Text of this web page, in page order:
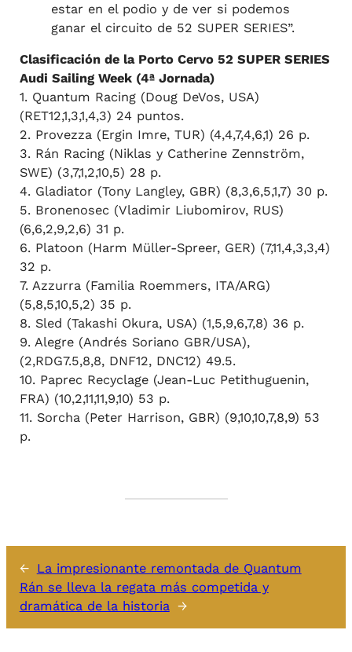
estar en el podio y de ver si podemos
ganar el circuito de 52 SUPER SERIES”.
Clasificación de la Porto Cervo 52 SUPER SERIES
Audi Sailing Week (4ª Jornada)
1. Quantum Racing (Doug DeVos, USA)
(RET12,1,3,1,4,3) 24 puntos.
2. Provezza (Ergin Imre, TUR) (4,4,7,4,6,1) 26 p.
3. Rán Racing (Niklas y Catherine Zennström,
SWE) (3,7,1,2,10,5) 28 p.
4. Gladiator (Tony Langley, GBR) (8,3,6,5,1,7) 30 p.
5. Bronenosec (Vladimir Liubomirov, RUS)
(6,6,2,9,2,6) 31 p.
6. Platoon (Harm Müller-Spreer, GER) (7,11,4,3,3,4)
32 p.
7. Azzurra (Familia Roemmers, ITA/ARG)
(5,8,5,10,5,2) 35 p.
8. Sled (Takashi Okura, USA) (1,5,9,6,7,8) 36 p.
9. Alegre (Andrés Soriano GBR/USA),
(2,RDG7.5,8,8, DNF12, DNC12) 49.5.
10. Paprec Recyclage (Jean-Luc Petithuguenin,
FRA) (10,2,11,11,9,10) 53 p.
11. Sorcha (Peter Harrison, GBR) (9,10,10,7,8,9) 53
p.
← La impresionante remontada de Quantum
Rán se lleva la regata más competida y
dramática de la historia →